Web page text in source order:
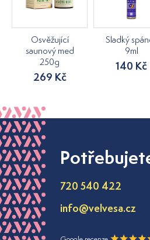
Osvěžující
saunový med
250g
269 Kč
Sladký
9ml
140 Kč
720 540 422
info@velvesa.cz